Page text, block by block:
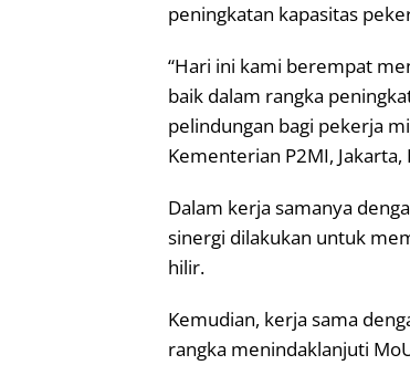
peningkatan kapasitas
“Hari ini kami berempat
baik dalam rangka
pelindungan bagi pekerja
Kementerian P2MI,
Dalam kerja samanya
sinergi dilakukan untuk
hilir.
Kemudian, kerja sama
rangka menindaklanjuti